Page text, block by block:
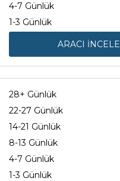
4-7 Günlük
1-3 Günlük
ARACI İNCELE
28+ Günlük
22-27 Günlük
14-21 Günlük
8-13 Günlük
4-7 Günlük
1-3 Günlük